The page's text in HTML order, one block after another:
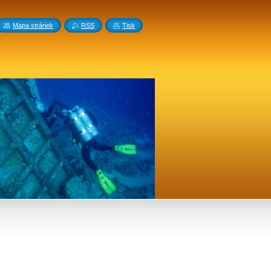
Mapa stránek RSS Tisk